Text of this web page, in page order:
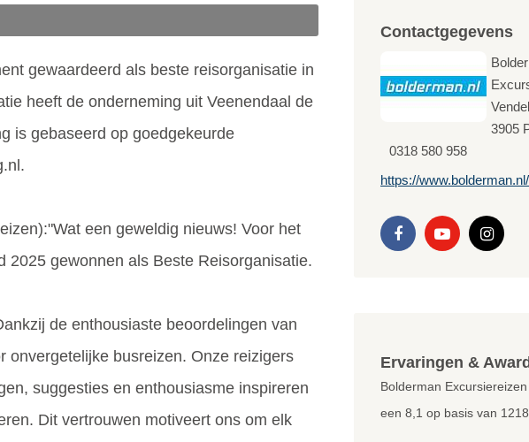
gewaardeerd als beste reisorganisatie in
heeft de onderneming uit Veenendaal de
is gebaseerd op goedgekeurde
een geweldig nieuws! Voor het
2025 gewonnen als Beste Reisorganisatie.
de enthousiaste beoordelingen van
onvergetelijke busreizen. Onze reizigers
suggesties en enthousiasme inspireren
Dit vertrouwen motiveert ons om elk
Contactgegevens
3905
0318 580 958
https://www.bolderman.nl/
Ervaringen &
Bolderman
een 8,1 op basis van 1218